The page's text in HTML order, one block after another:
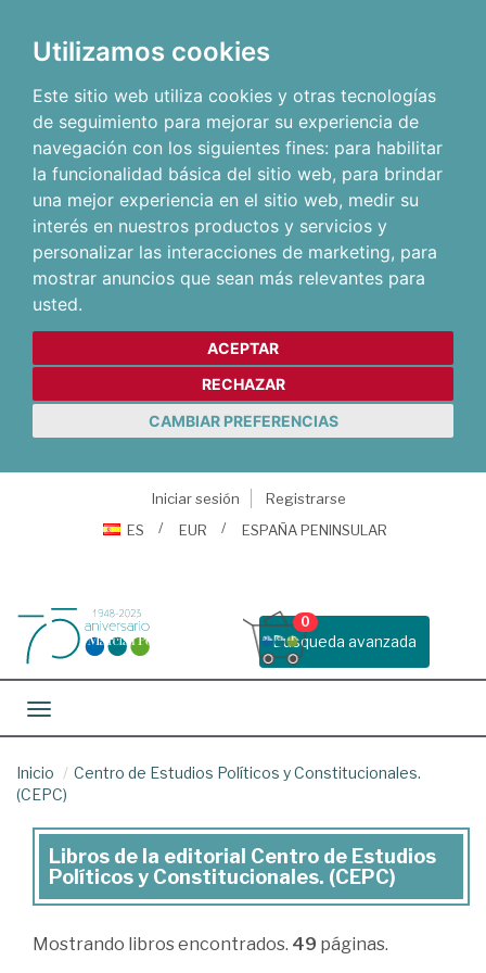
Utilizamos cookies
Este sitio web utiliza cookies y otras tecnologías
de seguimiento para mejorar su experiencia de
navegación con los siguientes fines: para habilitar
la funcionalidad básica del sitio web, para brindar
una mejor experiencia en el sitio web, medir su
interés en nuestros productos y servicios y
personalizar las interacciones de marketing, para
mostrar anuncios que sean más relevantes para
usted.
ACEPTAR
RECHAZAR
CAMBIAR PREFERENCIAS
Iniciar sesión
Registrarse
ES
EUR ESPAÑA PENINSULAR
Busqueda avanzada
0
Toggle navigation
Inicio
Centro de Estudios Políticos y Constitucionales.
(CEPC)
Libros
de
la
Libros de la editorial Centro de Estudios
Políticos y Constitucionales. (CEPC)
Mostrando libros encontrados. 49 páginas.